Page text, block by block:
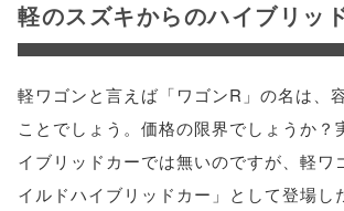
軽のスズキからのハイブリッ
軽ワゴンと言えば「ワゴンR」の名は、
ことでしょう。価格の限界でしょうか？
イブリッドカーでは無いのですが、軽ワ
イルドハイブリッドカー」として登場し